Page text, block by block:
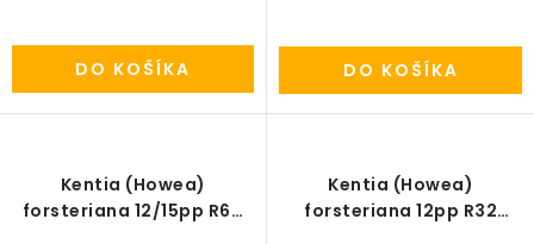
DO KOŠÍKA DO KOŠÍKA
Kentia (Howea)
forsteriana 12/15pp R60
Kentia (Howea)
forsteriana 12pp R32